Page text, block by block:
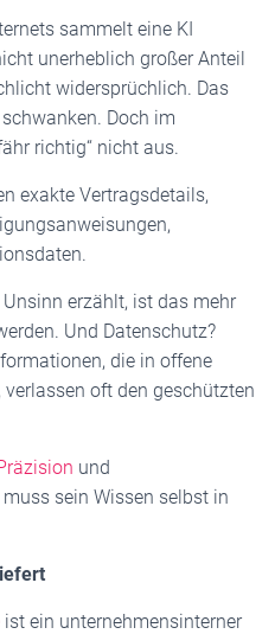
sammelt eine KI
unerheblich großer Anteil
widersprüchlich. Das
Doch im
richtig“ nicht aus.
exakte Vertragsdetails,
erzählt, ist das mehr
Und Datenschutz?
die in offene
oft den geschützten
und
sein Wissen selbst in
ist ein unternehmensinterner